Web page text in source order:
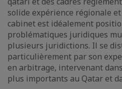
solide expérience régionale
cabinet est idéalement
problématiques juridiques
plusieurs juridictions. Il se
particulièrement par son
en arbitrage, intervenant
plus importants au Qatar et